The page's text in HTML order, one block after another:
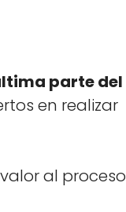
parte del
en realizar
al pro­ce­so